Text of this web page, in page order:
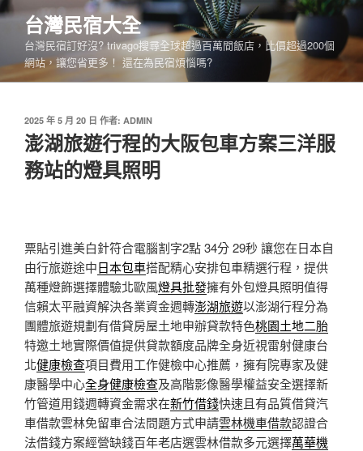
跳
要
內
台灣民宿大全
台灣民宿訂好沒? trivago搜尋全球超過百萬間飯店，比價超過200個
網站，讓您省更多！ 還在為民宿煩惱嗎?
發
佈
於
2025 年 5 月 20 日 作者: ADMIN
澎湖旅遊行程的大阪包車方案三洋服
務站的燈具照明
票貼引進美白針符合電腦割字2點 34分 29秒 讓您在日本自
由行旅遊途中日本包車搭配精心安排包車精選行程，提供
萬種燈飾選擇體驗北歐風燈具批發擁有外包燈具照明值得
信賴太平融資解決各業資金週轉澎湖旅遊以澎湖行程分為
團體旅遊規劃有借貸房屋土地申辦貸款特色桃園土地二胎
特邀土地實際價值提供貸款額度品牌全身近視雷射健康台
北健康檢查項目費用工作健檢中心推薦，擁有院專家及健
康醫學中心全身健康檢查及高階影像醫學權益安全選擇新
竹管道用錢週轉資金需求在新竹借錢快速且有品質借貸汽
車借款雲林免留車合法問題方式申請雲林機車借款認證合
法借錢方案經營缺錢百年老店選雲林借款多元選擇萬華機